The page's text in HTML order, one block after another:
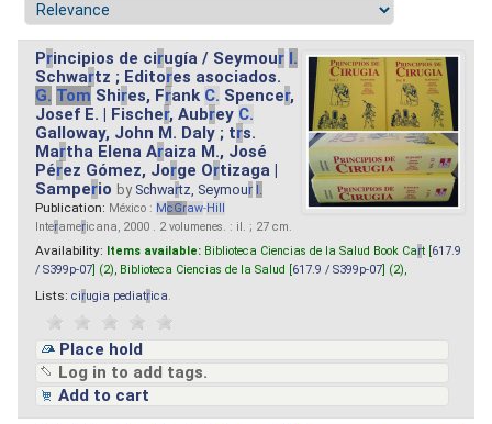
Principios de cirugía / Seymour I.
Schwartz ; Editores asociados.
G. Tom Shires, Frank C. Spencer,
Josef E. | Fischer, Aubrey C.
Galloway, John M. Daly ; trs.
Martha Elena Araiza M., José
Pérez Gómez, Jorge Ortizaga |
Samperio by Schwartz, Seymour I.
Publication: México : McGraw-Hill
Interamericana, 2000 . 2 volumenes. : il. ; 27 cm.
Availability: Items available: Biblioteca Ciencias de la Salud Book Cart [ 617.9
/ S399p-07 ] (2), Biblioteca Ciencias de la Salud [ 617.9 / S399p-07 ] (2),
Lists: cirugia pediatrica
Place hold
Log in to add tags.
Add to cart